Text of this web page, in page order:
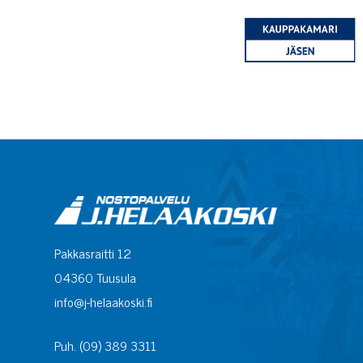
Pakkasraitti 12
04360 Tuusula
info@j-helaakoski.fi
Puh. (09) 389 3311